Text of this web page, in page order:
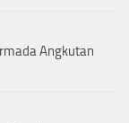
Angkutan